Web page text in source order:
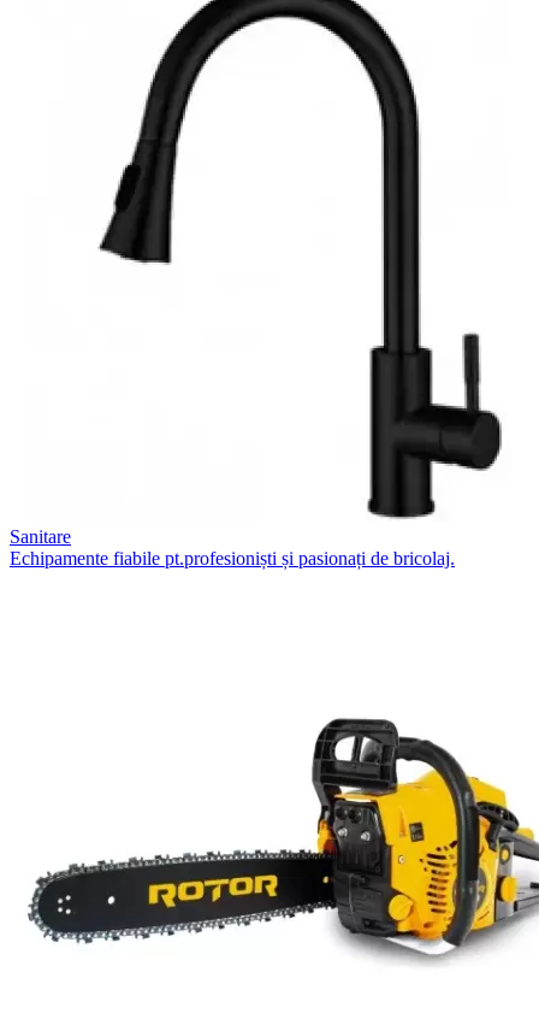
Sanitare
Echipamente fiabile pt.profesioniști și pasionați de bricolaj.